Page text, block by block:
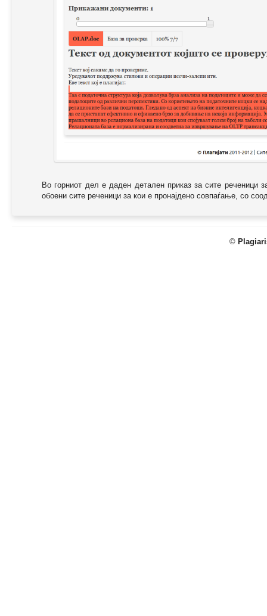
Во горниот дел е даден детален приказ за сите реченици
обоени сите реченици за кои е пронајдено совпаѓање, со
©